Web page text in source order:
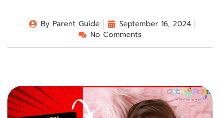
ByParent Guide
September 16, 2024
No Comments